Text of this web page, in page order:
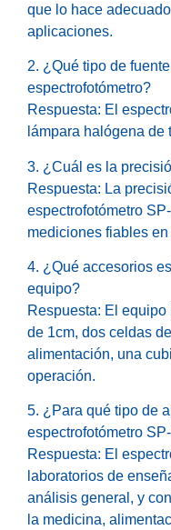
que lo hace
aplicaciones.
2. ¿Qué tipo de
espectrofotómetro?
Respuesta: El
lámpara halógena de
3. ¿Cuál es la
Respuesta: La
espectrofotómetro
mediciones fiables
4. ¿Qué accesorios
equipo?
Respuesta: El
de 1cm, dos celdas
alimentación, una
operación.
5. ¿Para qué tipo de
espectrofotómetro
Respuesta: El
laboratorios de
análisis general, y
la medicina,